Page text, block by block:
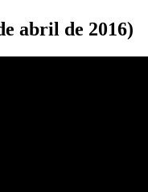
abril de 2016)